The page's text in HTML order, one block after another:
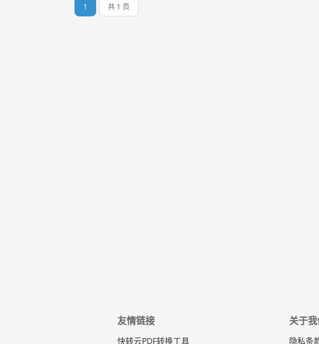
1 共 1 页
友情链接
快转云PDF转换工具
关于我
隐私条